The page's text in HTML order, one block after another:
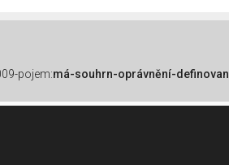
pojem:má-souhrn-oprávnění-